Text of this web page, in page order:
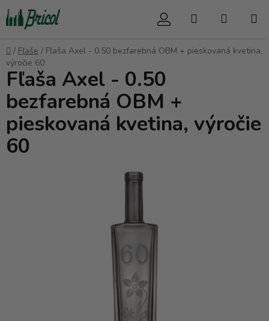
Prejsť
na
obsah
Hľadať
Domov
/ Fľaše / Fľaša Axel - 0.50 bezfarebná OBM + pieskovaná kvetina,
výročie 60
Fľaša Axel - 0.50
bezfarebná OBM +
pieskovaná kvetina, výročie
60